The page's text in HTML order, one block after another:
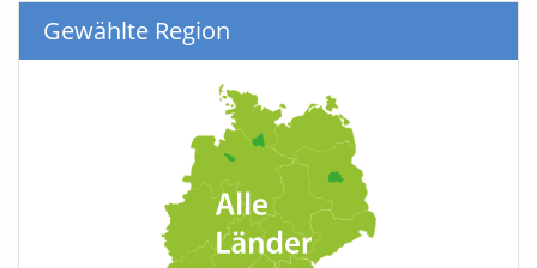
Gewählte Region